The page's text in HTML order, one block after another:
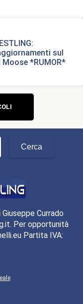
sul
*RUMOR*
Currado
Per opportunità
Partita IVA: